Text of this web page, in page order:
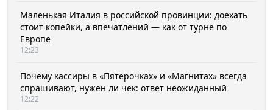
Маленькая Италия в российской провинции: доехать
стоит копейки, а впечатлений — как от турне по
Европе
12:23
Почему кассиры в «Пятерочках» и «Магнитах» всегда
спрашивают, нужен ли чек: ответ неожиданный
12:22